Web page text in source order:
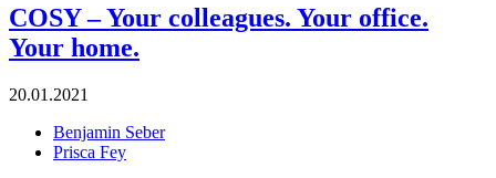
COSY – Your colleagues. Your office.
Your home.
20.01.2021
Benjamin Seber
Prisca Fey